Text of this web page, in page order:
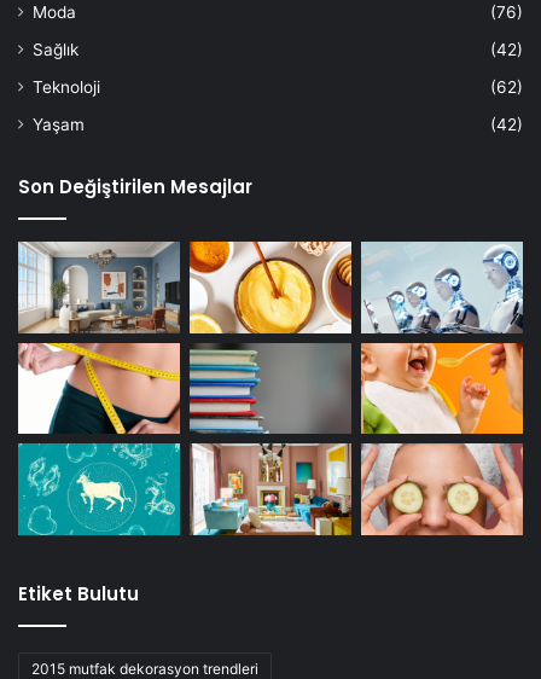
Moda
(76)
Sağlık
(42)
Teknoloji
(62)
Yaşam
(42)
Son Değiştirilen Mesajlar
Etiket Bulutu
2015 mutfak dekorasyon trendleri